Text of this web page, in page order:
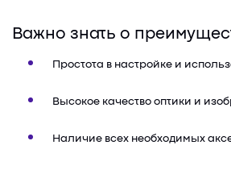
Важно знать о
Простота в настройке и
Высокое качество оптики и
Наличие всех необходимых